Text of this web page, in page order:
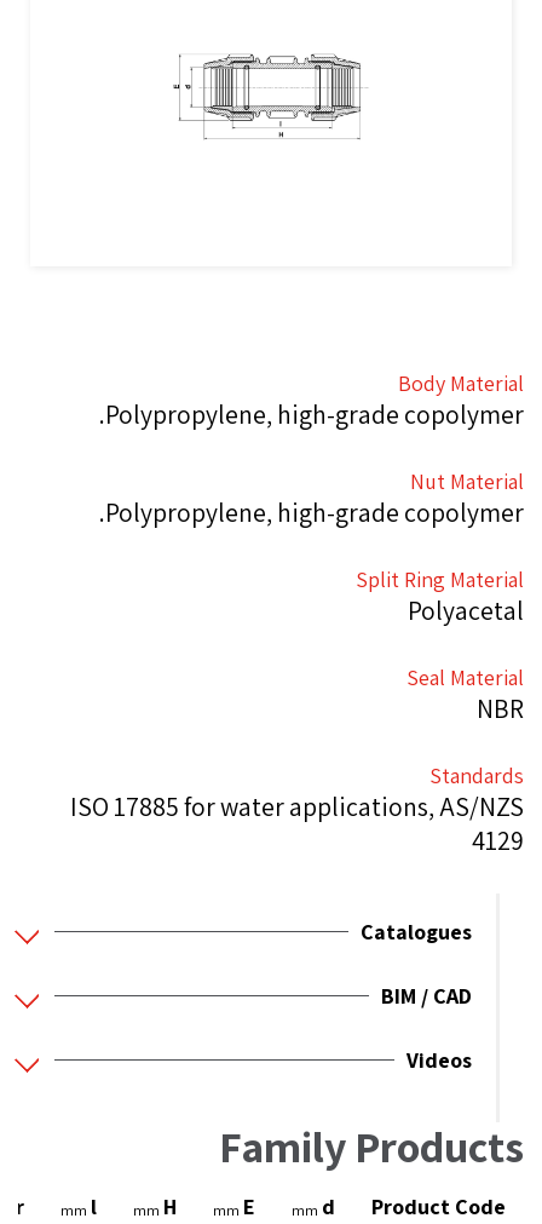
Body Material
Polypropylene, high-grade copolymer.
Nut Material
Polypropylene, high-grade copolymer.
Split Ring Material
Polyacetal
Seal Material
NBR
Standards
ISO 17885 for water applications, AS/NZS
4129
Catalogues
BIM / CAD
Videos
Family Products
Product Code
d
mm
E
mm
H
mm
l
mm